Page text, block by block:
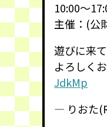
10:00〜
主催：(公
遊びに来
よろしく
JdkMp
— りおた